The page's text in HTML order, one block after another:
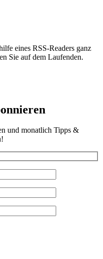
eines RSS-Readers ganz
Sie auf dem Laufenden.
und monatlich Tipps &